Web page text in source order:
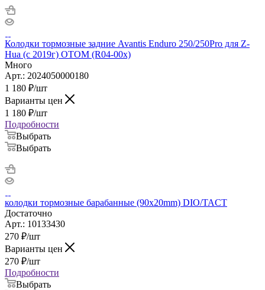
Колодки тормозные задние Avantis Enduro 250/250Pro для Z-
Hua (с 2019г) OTOM (R04-00x)
Много
Арт.: 2024050000180
1 180 ₽/шт
Варианты цен
1 180 ₽/шт
Подробности
Выбрать
Выбрать
колодки тормозные барабанные (90x20mm) DIO/TACT
Достаточно
Арт.: 10133430
270 ₽/шт
Варианты цен
270 ₽/шт
Подробности
Выбрать